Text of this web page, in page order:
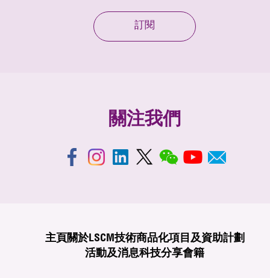
訂閱
關注我們
主頁 關於LSCM技術商品化項目及資助計劃
活動及消息科技分享會籍